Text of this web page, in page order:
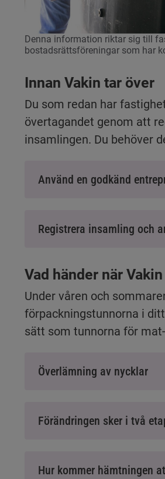
Denna information riktar sig till
bostadsrättsföreningar som har
Innan Vakin tar över
Du som redan har
övertagandet genom att
insamlingen. Du behöver
Använd en godkänd
Registrera insamling och
Vad händer när
Under våren och
förpackningstunnorna i
sätt som tunnorna för
Överlämning av nycklar
Förändringen sker i två
Hur kommer hämtningen